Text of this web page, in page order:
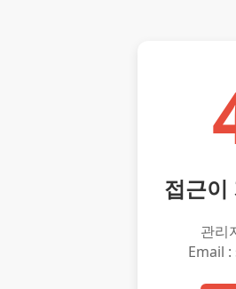
접근이
관리
Email